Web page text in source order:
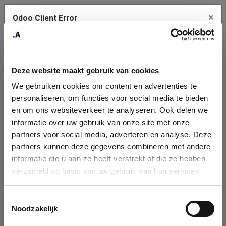
Deze website maakt gebruik van cookies
We gebruiken cookies om content en advertenties te
personaliseren, om functies voor social media te bieden
en om ons websiteverkeer te analyseren. Ook delen we
informatie over uw gebruik van onze site met onze
partners voor social media, adverteren en analyse. Deze
partners kunnen deze gegevens combineren met andere
informatie die u aan ze heeft verstrekt of die ze hebben
verzameld op basis van uw gebruik van hun services.
Noodzakelijk
Company
Identification
Please fill in your company details
You can search a company in our database by name, VAT or
enterprise ID. When a company is selected it will auto-complete the
form. If you don't find your company in our database, you can create
Odoo Client Error ×
service.
See details
Ok